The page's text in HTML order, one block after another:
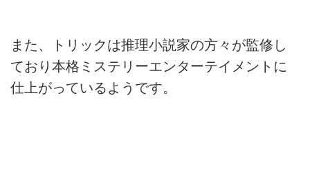
また、
トリックは推理小説家の方々が監修し
ており本格ミステリーエンターテイメントに
仕上がっているようです。